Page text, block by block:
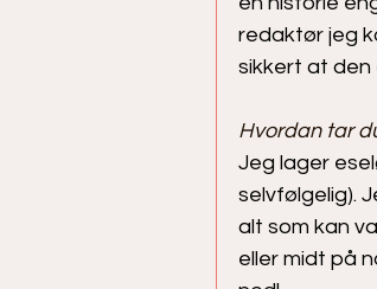
redaktør jeg
sikkert at den
Hvordan tar
Jeg lager
selvfølgelig).
alt som kan
eller midt på